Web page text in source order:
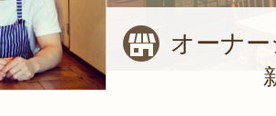
オーナ